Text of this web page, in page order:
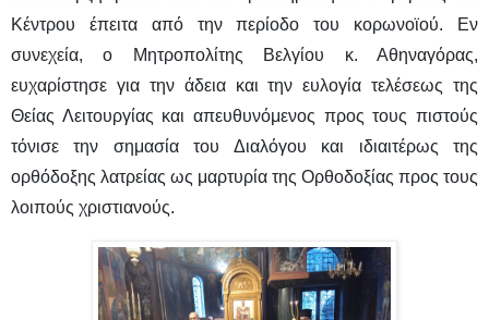
Κέντρου έπειτα από την περίοδο του κορωνοϊού. Εν
συνεχεία, ο Μητροπολίτης Βελγίου κ. Αθηναγόρας,
ευχαρίστησε για την άδεια και την ευλογία τελέσεως της
Θείας Λειτουργίας και απευθυνόμενος προς τους πιστούς
τόνισε την σημασία του Διαλόγου και ιδιαιτέρως της
ορθόδοξης λατρείας ως μαρτυρία της Ορθοδοξίας προς τους
λοιπούς χριστιανούς.